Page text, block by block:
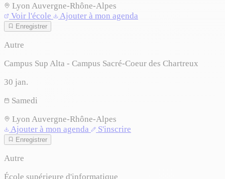
Lyon Auvergne-Rhône-Alpes
Voir l'école
Ajouter à mon agenda
Enregistrer
Autre
Campus Sup Alta - Campus Sacré-Coeur des Chartreux
30 jan.
Samedi
Lyon Auvergne-Rhône-Alpes
Ajouter à mon agenda
S'inscrire
Enregistrer
Autre
École supérieure d'informatique